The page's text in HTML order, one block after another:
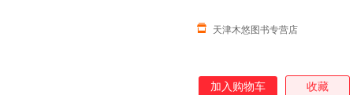
天津木悠图书专营店
加入购物车 收藏